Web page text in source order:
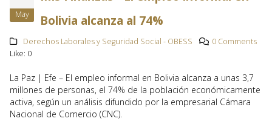
May
Bolivia alcanza al 74%
Derechos Laborales y Seguridad Social - OBESS
0 Comments
Like: 0
La Paz | Efe – El empleo informal en Bolivia alcanza a unas 3,7
millones de personas, el 74% de la población económicamente
activa, según un análisis difundido por la empresarial Cámara
Nacional de Comercio (CNC).